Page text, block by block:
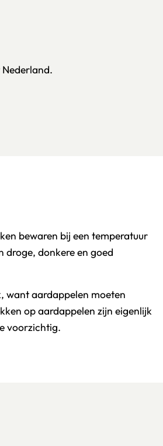
bewaren bij een temperatuur
droge, donkere en goed
want aardappelen moeten
op aardappelen zijn eigenlijk
voorzichtig.